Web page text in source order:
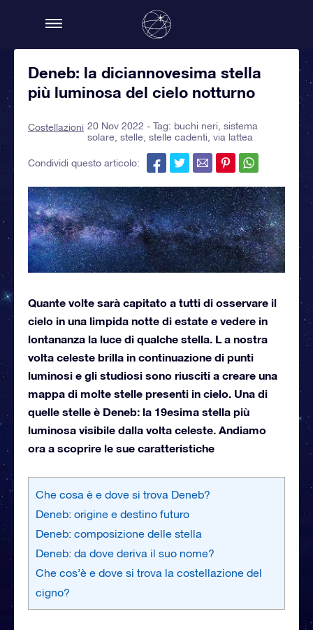
Deneb: la diciannovesima stella
più luminosa del cielo notturno
Costellazioni 20 Nov 2022 - Tag: buchi neri sistema
solare stelle stelle cadenti via lattea
Condividi questo articolo:
Quante volte sarà capitato a tutti di osservare il
cielo in una limpida notte di estate e vedere in
lontananza la luce di qualche stella. L a nostra
volta celeste brilla in continuazione di punti
luminosi e gli studiosi sono riusciti a creare una
mappa di molte stelle presenti in cielo. Una di
quelle stelle è Deneb: la 19esima stella più
luminosa visibile dalla volta celeste. Andiamo
ora a scoprire le sue caratteristiche
Che cosa è e dove si trova Deneb?
Deneb: origine e destino futuro
Deneb: composizione delle stella
Deneb: da dove deriva il suo nome?
Che cos’è e dove si trova la costellazione del
cigno?